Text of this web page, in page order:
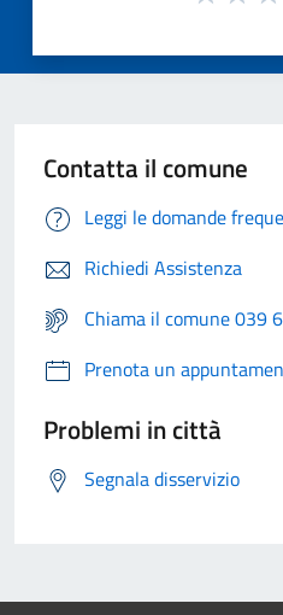
Contatta il comune
Leggi le domande
Richiedi Assistenza
Chiama il comune 039
Prenota un
Problemi in città
Segnala disservizio